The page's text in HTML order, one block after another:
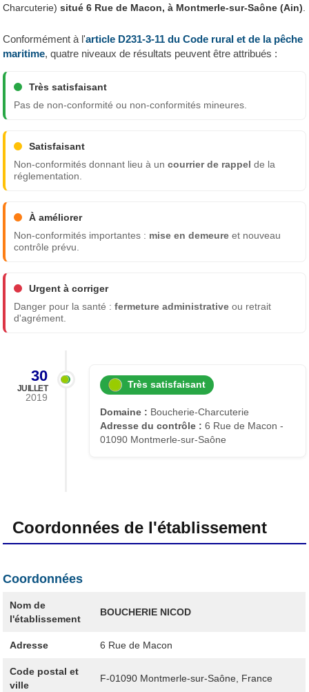
Charcuterie) situé 6 Rue de Macon, à Montmerle-sur-Saône (Ain)
Conformément à l'article D231-3-11 du Code rural et de la pêche
maritime, quatre niveaux de résultats peuvent être attribués :
Très satisfaisant
Pas de non-conformité ou non-conformités mineures.
Satisfaisant
Non-conformités donnant lieu à uncourrier de rappel de la
réglementation.
À améliorer
Non-conformités importantes : mise en demeure et nouveau
contrôle prévu.
Urgent à corriger
Danger pour la santé :fermeture administrative ou retrait
d'agrément.
30
JUILLET
2019
Très satisfaisant
Domaine : Boucherie-Charcuterie
Adresse du contrôle : 6 Rue de Macon -
01090 Montmerle-sur-Saône
Coordonnées de l'établissement
Coordonnées
Nom de
l'établissement
BOUCHERIE NICOD
Adresse 6 Rue de Macon
Code postal et
ville
F-01090 Montmerle-sur-Saône, France